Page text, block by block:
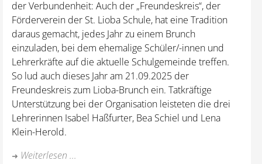
der Verbundenheit: Auch der „Freundeskreis“, der
Förderverein der St. Lioba Schule, hat eine Tradition
daraus gemacht, jedes Jahr zu einem Brunch
einzuladen, bei dem ehemalige Schüler/-innen und
Lehrerkräfte auf die aktuelle Schulgemeinde treffen.
So lud auch dieses Jahr am 21.09.2025 der
Freundeskreis zum Lioba-Brunch ein. Tatkräftige
Unterstützung bei der Organisation leisteten die drei
Lehrerinnen Isabel Haßfurter, Bea Schiel und Lena
Klein-Herold.
Weiterlesen ...